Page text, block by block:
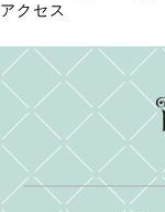
アクセス